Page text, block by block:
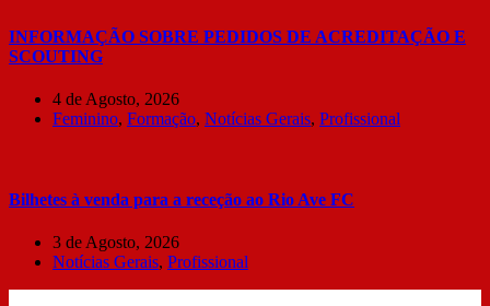
INFORMAÇÃO SOBRE PEDIDOS DE ACREDITAÇÃO E
SCOUTING
4 de Agosto, 2026
Feminino, Formação, Notícias Gerais, Profissional
Bilhetes à venda para a receção ao Rio Ave FC
3 de Agosto, 2026
Notícias Gerais, Profissional